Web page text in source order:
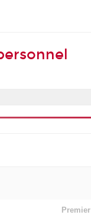
Premier